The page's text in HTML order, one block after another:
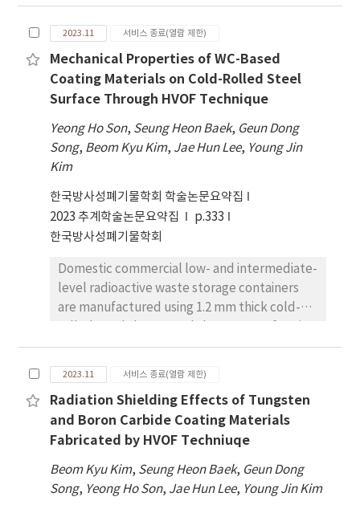
2023.11 서비스 종료(열람 제한)
Mechanical Properties of WC-Based
Coating Materials on Cold-Rolled Steel
Surface Through HVOF Technique
Yeong Ho Son, Seung Heon Baek, Geun Dong
Song, Beom Kyu Kim, Jae Hun Lee, Young Jin
Kim
한국방사성폐기물학회 학술논문요약집
2023 추계학술논문요약집
p.333
한국방사성폐기물학회
Domestic commercial low- and intermediate-
level radioactive waste storage containers
are manufactured using 1.2 mm thick cold-
coated with a thin layer of primer of 10~36
μm. However, the outer surface of the primer
of the container may be damaged due to
physical friction, such as acceleration,
resonance, and vibration during
transportation. As a result, exposed steel
surfaces undergo accelerated corrosion,
reducing the overall durability of the
container. The integrity of storage containers
2023.11 서비스 종료(열람 제한)
Radiation Shielding Effects of Tungsten
and Boron Carbide Coating Materials
Fabricated by HVOF Techniuqe
Beom Kyu Kim, Seung Heon Baek, Geun Dong
Song, Yeong Ho Son, Jae Hun Lee, Young Jin Kim